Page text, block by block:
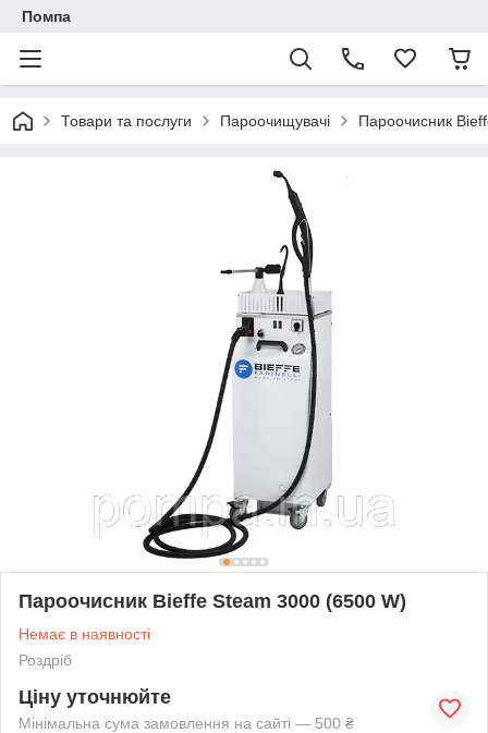
Помпа
Товари та послуги Пароочищувачі Пароочисник
Пароочисник Bieffe Steam 3000 (6500 W)
Немає в наявності
Роздріб
Ціну уточнюйте
Мінімальна сума замовлення на сайті — 500 ₴